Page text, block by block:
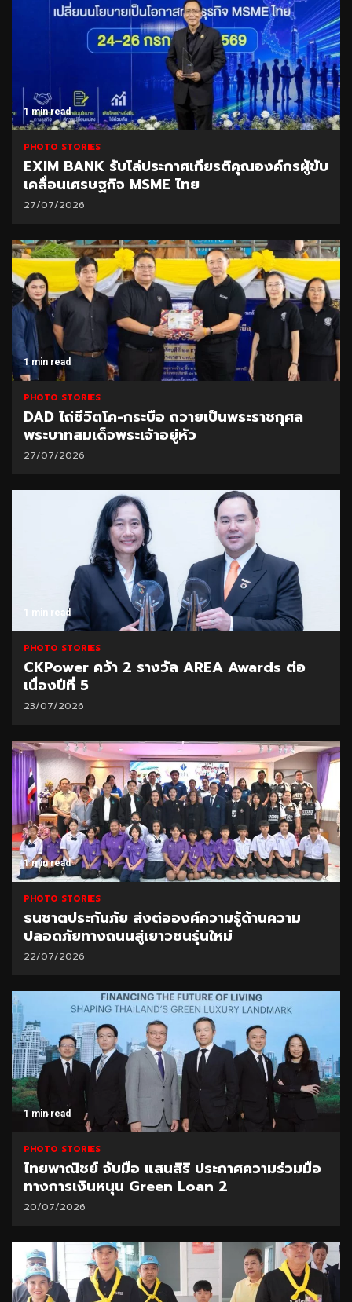
1 min read
PHOTO STORIES
EXIM BANK รับโล่ประกาศเกียรติคุณองค์กรผู้ขับ
เคลื่อนเศรษฐกิจ MSME ไทย
27/07/2026
1 min read
PHOTO STORIES
DAD ไถ่ชีวิตโค-กระบือ ถวายเป็นพระราชกุศล
พระบาทสมเด็จพระเจ้าอยู่หัว
27/07/2026
1 min read
PHOTO STORIES
CKPower คว้า 2 รางวัล AREA Awards ต่อ
เนื่องปีที่ 5
23/07/2026
1 min read
PHOTO STORIES
ธนชาตประกันภัย ส่งต่อองค์ความรู้ด้านความ
ปลอดภัยทางถนนสู่เยาวชนรุ่นใหม่
22/07/2026
1 min read
PHOTO STORIES
ไทยพาณิชย์ จับมือ แสนสิริ ประกาศความร่วมมือ
ทางการเงินหนุน Green Loan 2
20/07/2026